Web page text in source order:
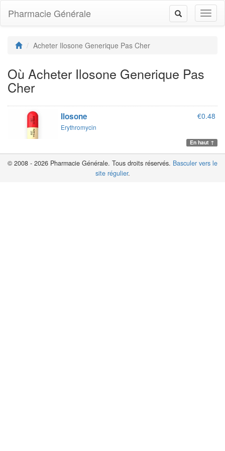
Toggle
navigation
Pharmacie Générale
Acheter Ilosone Generique Pas Cher
Où Acheter Ilosone Generique Pas
Cher
Ilosone
Erythromycin
€0.48
En haut ↑
© 2008 - 2026 Pharmacie Générale. Tous droits réservés. Basculer vers le
site régulier.